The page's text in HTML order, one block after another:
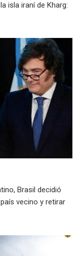
isla iraní de Kharg:
Brasil decidió
vecino y retirar